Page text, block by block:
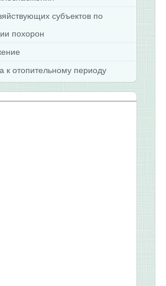
субъектов по
похорон
к отопительному периоду